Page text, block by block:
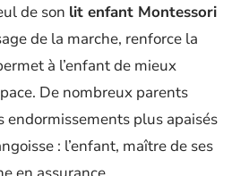
de son lit enfant Montessori
de la marche, renforce la
à l’enfant de mieux
De nombreux parents
endormissements plus apaisés
: l’enfant, maître de ses